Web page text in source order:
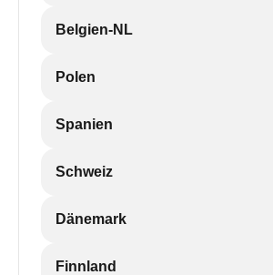
Belgien-NL
Polen
Spanien
Schweiz
Dänemark
Finnland